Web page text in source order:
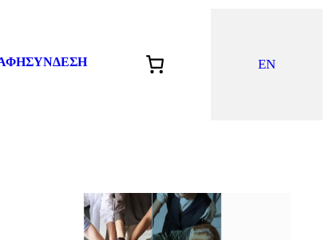
ΣΥΝΔΕΣΗ EN